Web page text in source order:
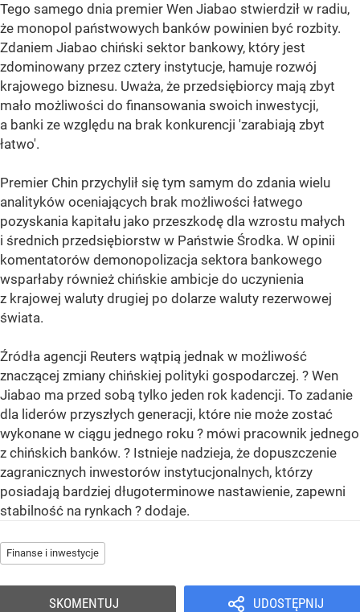
Tego samego dnia premier Wen Jiabao stwierdził w radiu,
że monopol państwowych banków powinien być rozbity.
Zdaniem Jiabao chiński sektor bankowy, który jest
zdominowany przez cztery instytucje, hamuje rozwój
krajowego biznesu. Uważa, że przedsiębiorcy mają zbyt
mało możliwości do finansowania swoich inwestycji,
a banki ze względu na brak konkurencji 'zarabiają zbyt
łatwo'.
Premier Chin przychylił się tym samym do zdania wielu
analityków oceniających brak możliwości łatwego
pozyskania kapitału jako przeszkodę dla wzrostu małych
i średnich przedsiębiorstw w Państwie Środka. W opinii
komentatorów demonopolizacja sektora bankowego
wsparłaby również chińskie ambicje do uczynienia
z krajowej waluty drugiej po dolarze waluty rezerwowej
świata.
Źródła agencji Reuters wątpią jednak w możliwość
znaczącej zmiany chińskiej polityki gospodarczej. ? Wen
Jiabao ma przed sobą tylko jeden rok kadencji. To zadanie
dla liderów przyszłych generacji, które nie może zostać
wykonane w ciągu jednego roku ? mówi pracownik jednego
z chińskich banków. ? Istnieje nadzieja, że dopuszczenie
zagranicznych inwestorów instytucjonalnych, którzy
posiadają bardziej długoterminowe nastawienie, zapewni
stabilność na rynkach ? dodaje.
Finanse i inwestycje
UDOSTĘPNIJ
SKOMENTUJ